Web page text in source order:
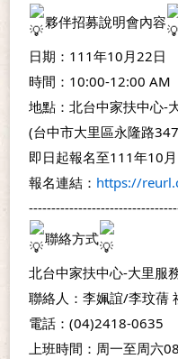
夥伴招募說明會內容
日期：111年10月22日
時間：10:00-12:00 AM
地點：北台中家扶中心-
(台中市​大里區永隆路
即日起報名至111年10
報名連結： https://
聯絡方式
北台中家扶中心-大里服
聯絡人：李姵誼/李玟蒨
電話：(04)2418-0635
上班時間：周一至周六